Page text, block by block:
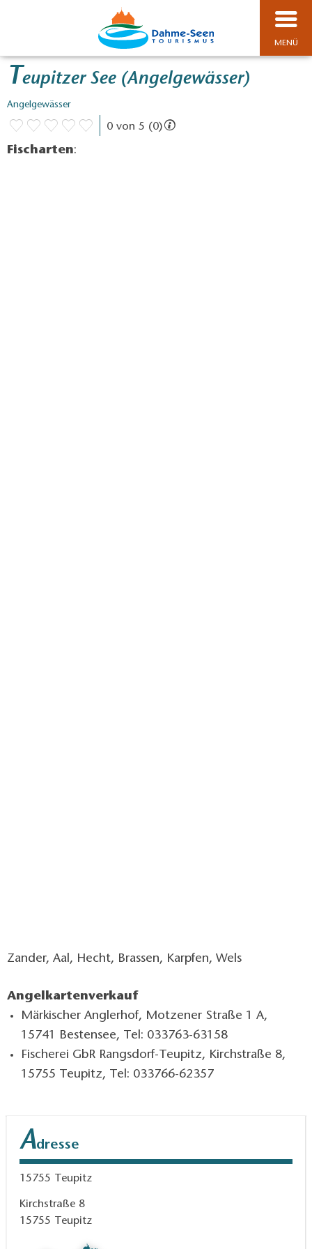
MENÜ
Teupitzer See (Angelgewässer)
Angelgewässer
0 von 5 (0)
Fischarten:
Zander, Aal, Hecht, Brassen, Karpfen, Wels
Angelkartenverkauf
Märkischer Anglerhof, Motzener Straße 1 A,
15741 Bestensee, Tel: 033763-63158
Fischerei GbR Rangsdorf-Teupitz, Kirchstraße 8,
15755 Teupitz, Tel: 033766-62357
Adresse
15755 Teupitz
Kirchstraße 8
15755
Teupitz